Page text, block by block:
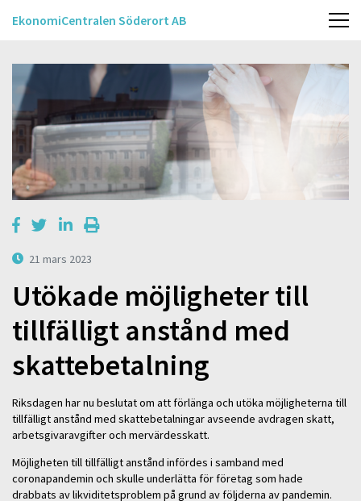
EkonomiCentralen Söderort AB
21 mars 2023
Utökade möjligheter till
tillfälligt anstånd med
skattebetalning
Riksdagen har nu beslutat om att förlänga och utöka möjligheterna till
tillfälligt anstånd med skattebetalningar avseende avdragen skatt,
arbetsgivaravgifter och mervärdesskatt.
Möjligheten till tillfälligt anstånd infördes i samband med
coronapandemin och skulle underlätta för företag som hade
drabbats av likviditetsproblem på grund av följderna av pandemin.